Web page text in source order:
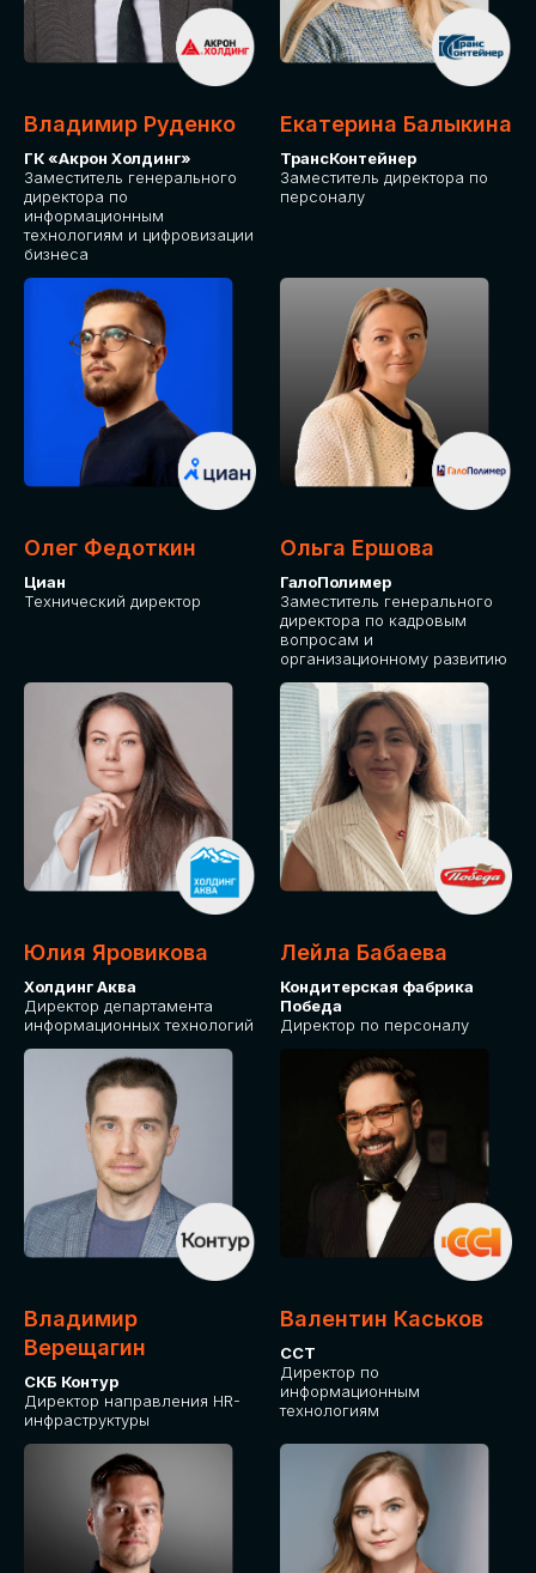
Владимир Руденко
ГК «Акрон Холдинг»
Заместитель генерального
директора по
информационным
технологиям и цифровизации
бизнеса
Екатерина Балыкина
ТрансКонтейнер
Заместитель директора по
персоналу
Олег Федоткин
Циан
Технический директор
Ольга Ершова
ГалоПолимер
Заместитель генерального
директора по кадровым
вопросам и
организационному развитию
Юлия Яровикова
Холдинг Аква
Директор департамента
информационных технологий
Лейла Бабаева
Кондитерская фабрика
Победа
Директор по персоналу
Владимир
Верещагин
СКБ Контур
Директор направления HR-
инфраструктуры
Валентин Каськов
ССТ
Директор по
информационным
технологиям